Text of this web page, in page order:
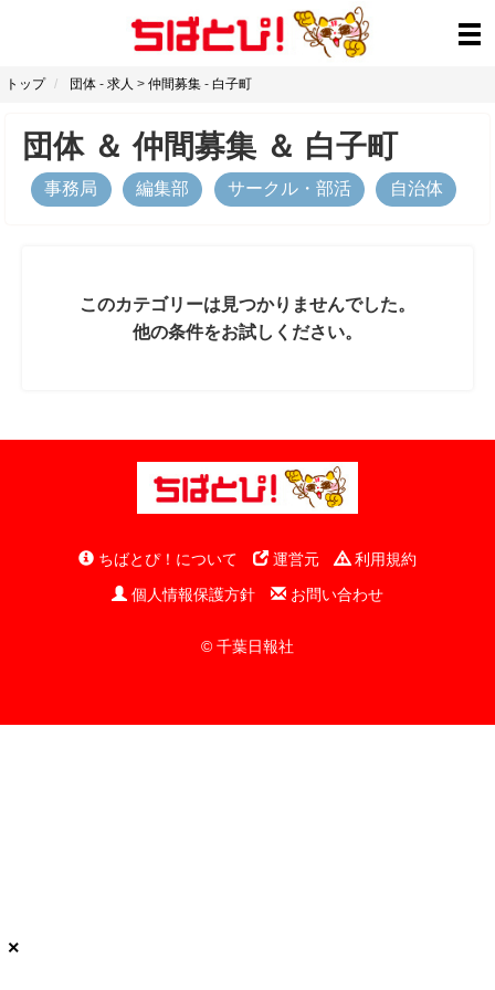
トップ 団体 - 求人 > 仲間募集 - 白子町
団体＆仲間募集 ＆ 白子町
事務局 編集部 サークル・部活 自治体
このカテゴリーは見つかりませんでした。
他の条件をお試しください。
ちばとぴ！について 運営元
利用規約
個人情報保護方針
お問い合わせ
© 千葉日報社
×